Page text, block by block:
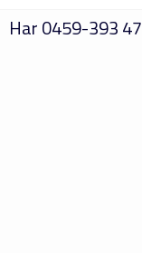
Har0459-393 47